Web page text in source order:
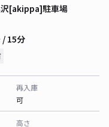
[akippa]駐車場
/ 15分
再入庫
可
高さ